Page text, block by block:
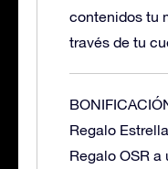
contenidos tu
través de tu
Regalo
Regalo OSR a